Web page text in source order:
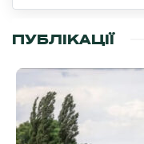
ПУБЛІКАЦІЇ